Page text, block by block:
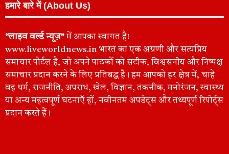
हमारे बारे में (About Us)
“लाइव वर्ल्ड न्यूज़”में आपका स्वागत है!
www.liveworldnews.in भारत का एक अग्रणी और सत्यप्रिय
समाचार पोर्टल है, जो अपने पाठकों को सटीक, विश्वसनीय और निष्पक्ष
समाचार प्रदान करने के लिए प्रतिबद्ध है। हम आपको हर क्षेत्र में, चाहे
वह धर्म, राजनीति, अपराध, खेल, विज्ञान, तकनीक, मनोरंजन, स्वास्थ्य
या अन्य महत्वपूर्ण घटनाएँ हों, नवीनतम अपडेट्स और तथ्यपूर्ण रिपोर्ट्स
प्रदान करते हैं।